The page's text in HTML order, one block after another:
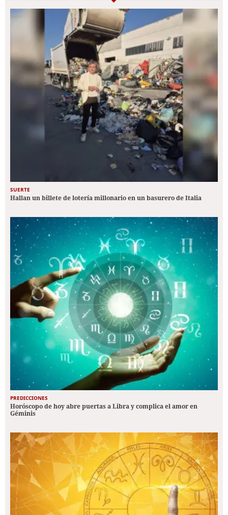
SUERTE
Hallan un billete de lotería millonario en un basurero de Italia
PREDICCIONES
Horóscopo de hoy abre puertas a Libra y complica el amor en
Géminis